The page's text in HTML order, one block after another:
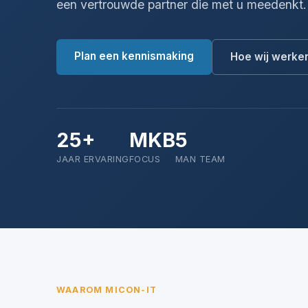
een vertrouwde partner die met u meedenkt.
Plan een kennismaking Hoe wij
25+
JAAR ERVARING
MKB
FOCUS
5
MAN TEAM
WAAROM MICON-IT